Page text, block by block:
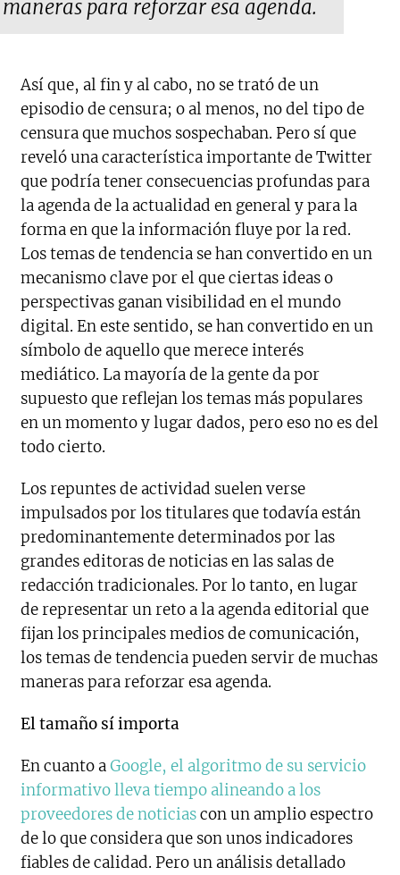
maneras para reforzar esa agenda.
Así que, al fin y al cabo, no se trató de un
episodio de censura; o al menos, no del tipo de
censura que muchos sospechaban. Pero sí que
reveló una característica importante de Twitter
que podría tener consecuencias profundas para
la agenda de la actualidad en general y para la
forma en que la información fluye por la red.
Los temas de tendencia se han convertido en un
mecanismo clave por el que ciertas ideas o
perspectivas ganan visibilidad en el mundo
digital. En este sentido, se han convertido en un
símbolo de aquello que merece interés
mediático. La mayoría de la gente da por
supuesto que reflejan los temas más populares
en un momento y lugar dados, pero eso no es del
todo cierto.
Los repuntes de actividad suelen verse
impulsados por los titulares que todavía están
predominantemente determinados por las
grandes editoras de noticias en las salas de
redacción tradicionales. Por lo tanto, en lugar
de representar un reto a la agenda editorial que
fijan los principales medios de comunicación,
los temas de tendencia pueden servir de muchas
maneras para reforzar esa agenda.
El tamaño sí importa
En cuanto aGoogle, el algoritmo de su servicio
informativo lleva tiempo alineando a los
proveedores de noticiascon un amplio espectro
de lo que considera que son unos indicadores
fiables de calidad. Pero un análisis detallado